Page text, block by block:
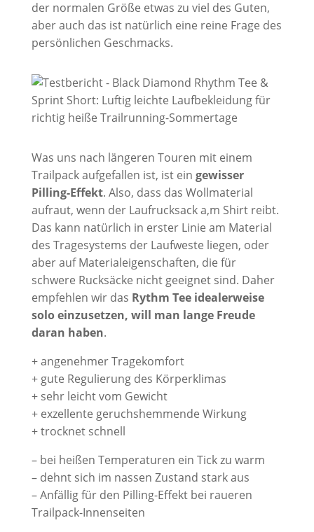
der normalen Größe etwas zu viel des Guten,
aber auch das ist natürlich eine reine Frage des
persönlichen Geschmacks.
Was uns nach längeren Touren mit einem
Trailpack aufgefallen ist, ist ein gewisser
Pilling-Effekt. Also, dass das Wollmaterial
aufraut, wenn der Laufrucksack a,m Shirt reibt.
Das kann natürlich in erster Linie am Material
des Tragesystems der Laufweste liegen, oder
aber auf Materialeigenschaften, die für
schwere Rucksäcke nicht geeignet sind. Daher
empfehlen wir das Rythm Tee idealerweise
solo einzusetzen, will man lange Freude
daran haben.
+ angenehmer Tragekomfort
+ gute Regulierung des Körperklimas
+ sehr leicht vom Gewicht
+ exzellente geruchshemmende Wirkung
+ trocknet schnell
– bei heißen Temperaturen ein Tick zu warm
– dehnt sich im nassen Zustand stark aus
– Anfällig für den Pilling-Effekt bei raueren
Trailpack-Innenseiten